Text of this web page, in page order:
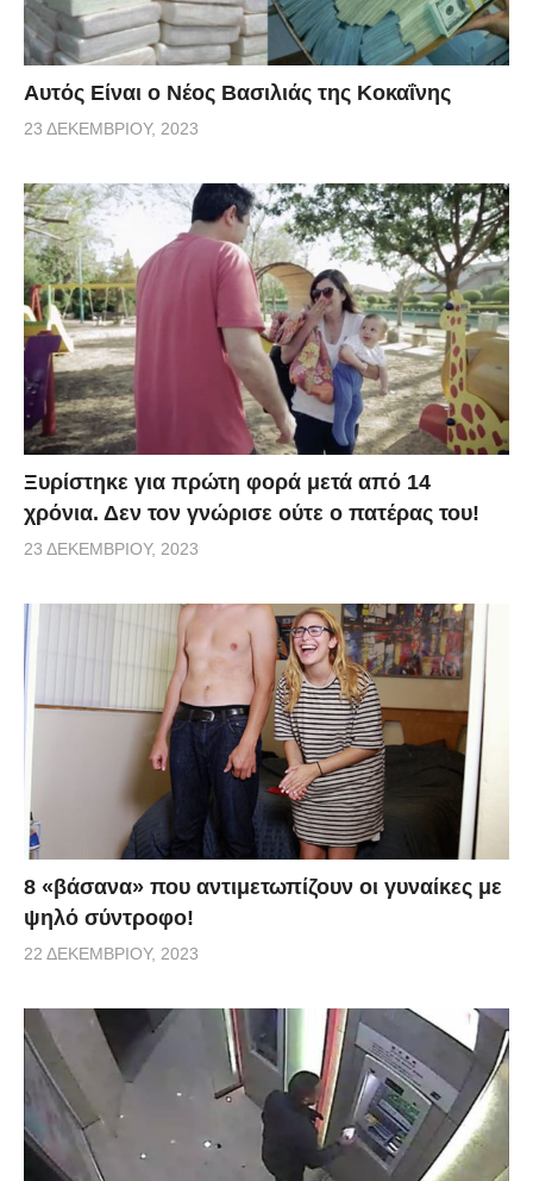
Αυτός Είναι ο Νέος Βασιλιάς της Κοκαΐνης
23 ΔΕΚΕΜΒΡΊΟΥ, 2023
Ξυρίστηκε για πρώτη φορά μετά από 14
χρόνια. Δεν τον γνώρισε ούτε ο πατέρας του!
23 ΔΕΚΕΜΒΡΊΟΥ, 2023
8 «βάσανα» που αντιμετωπίζουν οι γυναίκες με
ψηλό σύντροφο!
22 ΔΕΚΕΜΒΡΊΟΥ, 2023